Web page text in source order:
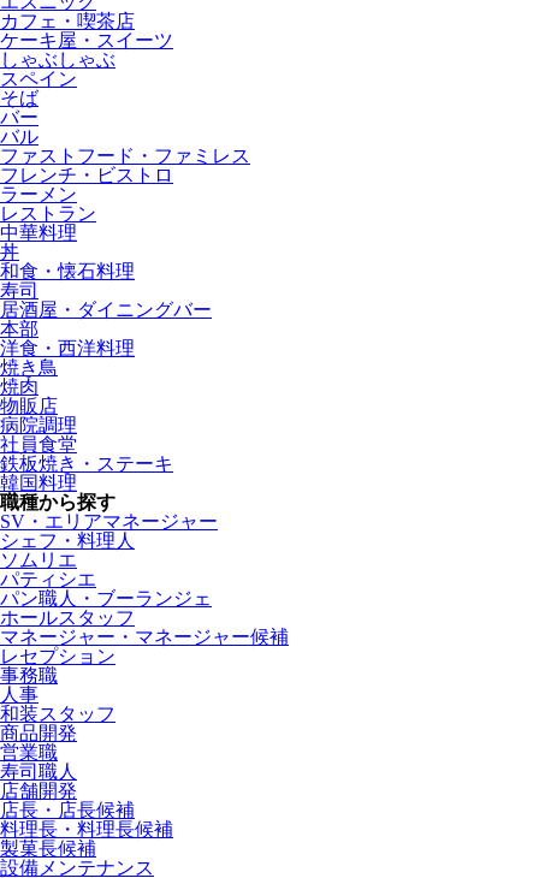
カフェ・喫茶店
ケーキ屋・スイーツ
しゃぶしゃぶ
スペイン
そば
バー
バル
ファストフード・ファミレス
フレンチ・ビストロ
ラーメン
レストラン
中華料理
丼
和食・懐石料理
寿司
居酒屋・ダイニングバー
本部
洋食・西洋料理
焼き鳥
焼肉
物販店
病院調理
社員食堂
鉄板焼き・ステーキ
韓国料理
職種から探す
SV・エリアマネージャー
シェフ・料理人
ソムリエ
パティシエ
パン職人・ブーランジェ
ホールスタッフ
マネージャー・マネージャー候補
レセプション
事務職
人事
和装スタッフ
商品開発
営業職
寿司職人
店舗開発
店長・店長候補
料理長・料理長候補
製菓長候補
設備メンテナンス